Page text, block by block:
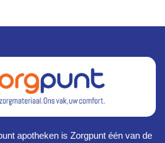
apotheken is Zorgpunt één van de